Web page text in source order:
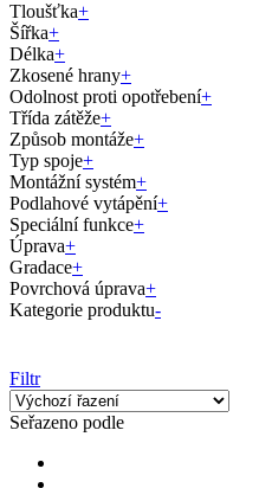
Tloušťka+
Šířka+
Délka+
Zkosené hrany+
Odolnost proti opotřebení+
Třída zátěže+
Způsob montáže+
Typ spoje+
Montážní systém+
Podlahové vytápění+
Speciální funkce+
Úprava+
Gradace+
Povrchová úprava+
Kategorie produktu-
Filtr
Seřazeno podle